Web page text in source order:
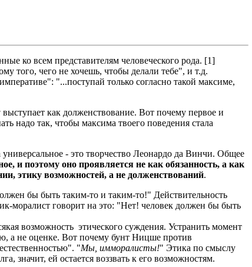
ко всем представителям человеческого рода. [1]
того, чего не хочешь, чтобы делали тебе", и т.д.
"...поступай только согласно такой максиме,
как долженствование. Вот почему первое и
надо так, чтобы максима твоего поведения стала
- это творчество Леонардо да Винчи. Общее
и поэтому оно проявляется не как обязанность, а как
этику возможностей, а не долженствований.
бы быть таким-то и таким-то!" Действительность
моралист говорит на это: "Нет! человек должен бы быть
возможность этического суждения. Устранить момент
а не оценке. Вот почему бунт Ницше против
"Мы, имморалисты!" Этика по смыслу
значит, ей остается воззвать к его возможностям.